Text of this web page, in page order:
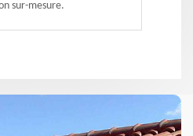
sur-mesure.